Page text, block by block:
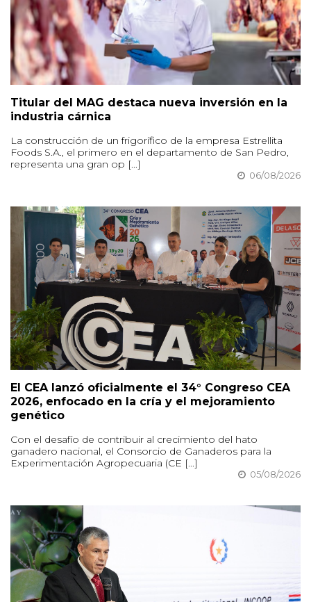
Titular del MAG destaca nueva inversión en la
industria cárnica
La construcción de un frigorífico de la empresa Estrellita
Foods S.A., el primero en el departamento de San Pedro,
representa una gran op [...]
06/08/2026
El CEA lanzó oficialmente el 34° Congreso CEA
2026, enfocado en la cría y el mejoramiento
genético
Con el desafío de contribuir al crecimiento del hato
ganadero nacional, el Consorcio de Ganaderos para la
Experimentación Agropecuaria (CE [...]
05/08/2026